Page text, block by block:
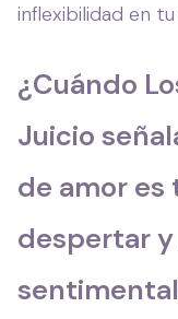
inflexibilidad en
¿Cuándo
Juicio
de amor es
despertar y